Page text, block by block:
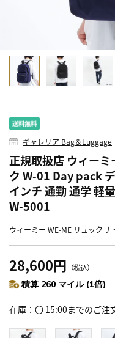
ギャレリア Bag＆Luggage
正規取扱店 ウィーミ
ク W-01 Day pack
インチ 通勤 通学 軽
W-5001
ウィーミー WE-ME リュック
28,600円 （税込）
積算 260 マイル (1倍)
在庫 〇 15:00までのご注